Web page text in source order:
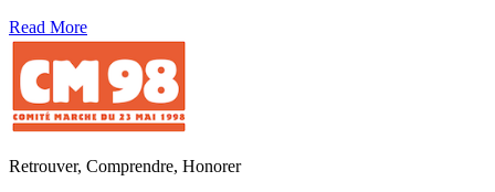
Read More
Retrouver, Comprendre, Honorer